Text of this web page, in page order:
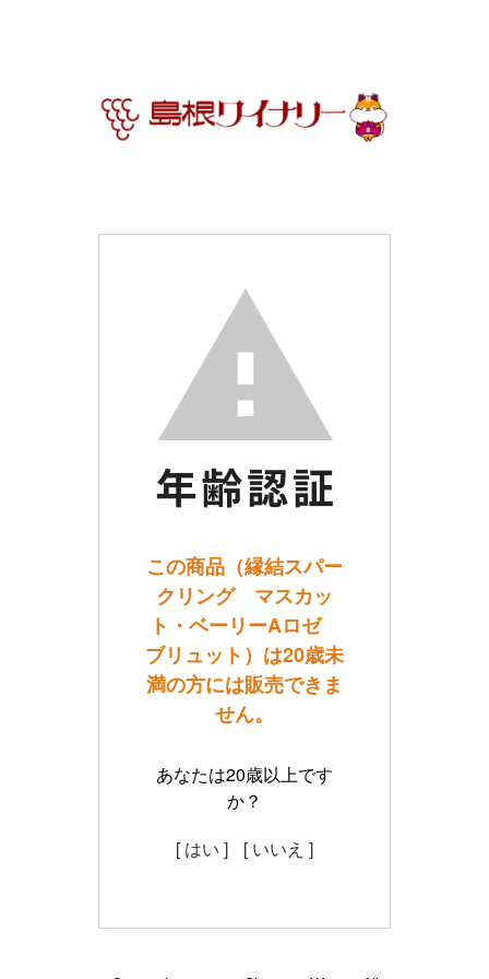
この商品（縁結スパー
クリング マスカッ
ト・ベーリーAロゼ
ブリュット）は20歳未
満の方には販売できま
せん。
あなたは20歳以上です
か？
[ はい ]
[ いいえ ]